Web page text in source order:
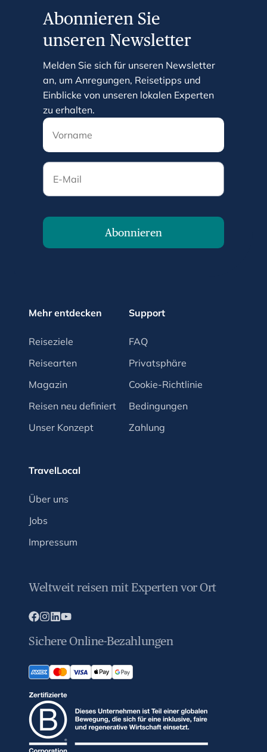
Abonnieren Sie
unseren Newsletter
Melden Sie sich für unseren Newsletter
an, um Anregungen, Reisetipps und
Einblicke von unseren lokalen Experten
zu erhalten.
E-Mail
Abonnieren
Mehr entdecken
Reiseziele
Reisearten
Magazin
Reisen neu definiert
Unser Konzept
Support
FAQ
Privatsphäre
Cookie-Richtlinie
Bedingungen
Zahlung
TravelLocal
Über uns
Jobs
Impressum
Weltweit reisen mit Experten vor Ort
Sichere Online-Bezahlungen